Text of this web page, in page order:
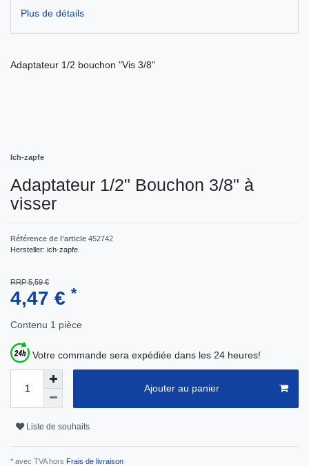
Plus de détails
Adaptateur 1/2 bouchon "Vis 3/8"
Ich-zapfe
Adaptateur 1/2" Bouchon 3/8" à
visser
Référence de l’article 452742
Hersteller: ich-zapfe
RRP 5,59 €
4,47 € *
Contenu 1 pièce
Votre commande sera expédiée dans les 24 heures!
Ajouter au panier
Liste de souhaits
* avec TVA hors Frais de livraison